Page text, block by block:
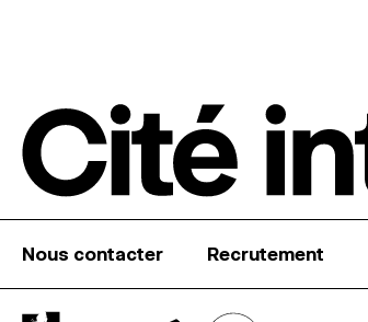
Nous contacter Recrutement